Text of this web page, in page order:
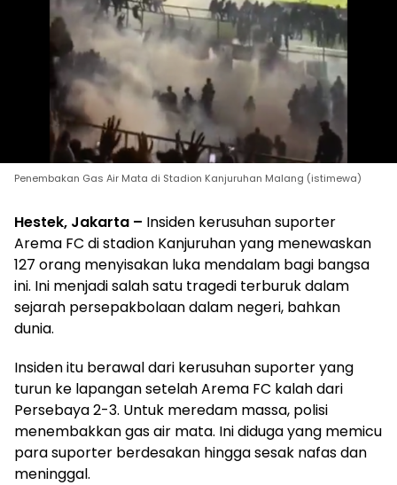
Penembakan Gas Air Mata di Stadion Kanjuruhan Malang (istimewa)
Hestek, Jakarta – Insiden kerusuhan suporter
Arema FC di stadion Kanjuruhan yang menewaskan
127 orang menyisakan luka mendalam bagi bangsa
ini. Ini menjadi salah satu tragedi terburuk dalam
sejarah persepakbolaan dalam negeri, bahkan
dunia.
Insiden itu berawal dari kerusuhan suporter yang
turun ke lapangan setelah Arema FC kalah dari
Persebaya 2-3. Untuk meredam massa, polisi
menembakkan gas air mata. Ini diduga yang memicu
para suporter berdesakan hingga sesak nafas dan
meninggal.